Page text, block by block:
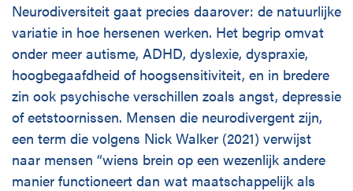
Neurodiversiteit gaat precies daarover: de natuurlijke
variatie in hoe hersenen werken. Het begrip omvat
onder meer autisme, ADHD, dyslexie, dyspraxie,
hoogbegaafdheid of hoogsensitiviteit, en in bredere
zin ook psychische verschillen zoals angst, depressie
of eetstoornissen. Mensen die neurodivergent zijn,
een term die volgens Nick Walker (2021) verwijst
naar mensen “wiens brein op een wezenlijk andere
manier functioneert dan wat maatschappelijk als